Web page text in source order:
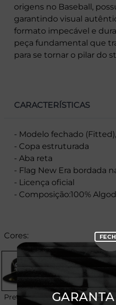
origens no Baseball,
garantindo visual
formato impecável e
peça fundamental que
para se tornar o pilar do
CARACTERÍSTICAS
- Modelo fechado
- Copa estruturada
- Aba reta
- Flag New Era bordada
- Licença oficial
- Composição:100%
Cores:
Preto